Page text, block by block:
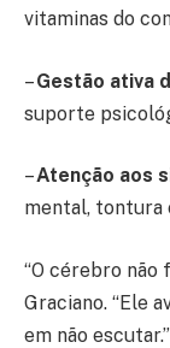
vitaminas do
–Gestão ativa
suporte
–Atenção aos
mental, tontura
“O cérebro não
Graciano. “Ele
em não escutar.”